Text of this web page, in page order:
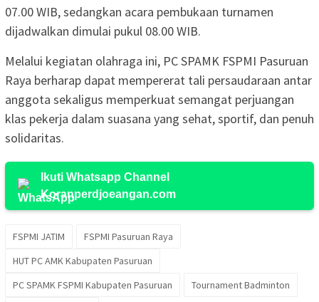
07.00 WIB, sedangkan acara pembukaan turnamen
dijadwalkan dimulai pukul 08.00 WIB.
Melalui kegiatan olahraga ini, PC SPAMK FSPMI Pasuruan
Raya berharap dapat mempererat tali persaudaraan antar
anggota sekaligus memperkuat semangat perjuangan
klas pekerja dalam suasana yang sehat, sportif, dan penuh
solidaritas.
Ikuti Whatsapp Channel
Koranperdjoeangan.com
FSPMI JATIM
FSPMI Pasuruan Raya
HUT PC AMK Kabupaten Pasuruan
PC SPAMK FSPMI Kabupaten Pasuruan
Tournament Badminton